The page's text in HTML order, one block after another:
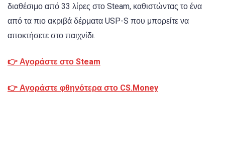
διαθέσιμο από 33 λίρες στο Steam, καθιστώντας το ένα
από τα πιο ακριβά δέρματα USP-S που μπορείτε να
αποκτήσετε στο παιχνίδι.
👉 Αγοράστε στο Steam
👉 Αγοράστε φθηνότερα στο CS.Money